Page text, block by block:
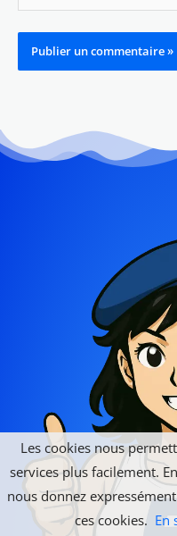
Les cookies nous
services plus facilement.
nous donnez
ces cookies. En